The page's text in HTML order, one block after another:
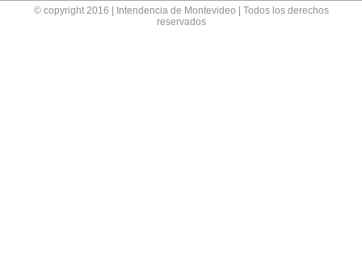
© copyright 2016 | Intendencia de Montevideo | Todos los derechos
reservados